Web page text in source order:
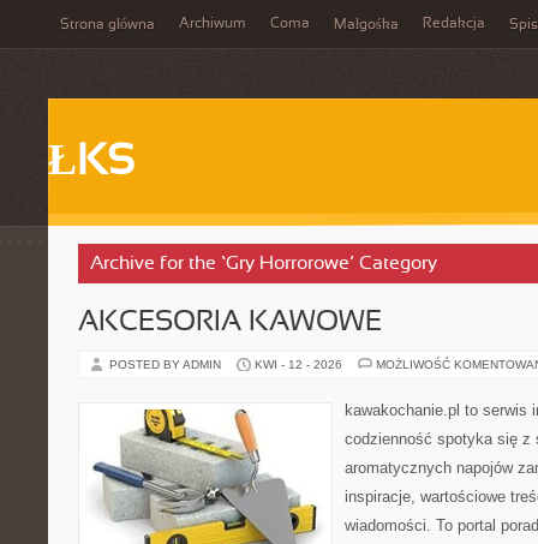
Strona główna Archiwum Coma Małgośka Redakcja
ŁKS
Archive for the ‘Gry Horrorowe’ Category
AKCESORIA KAWOWE
POSTED BY ADMIN KWI - 12 - 2026 MOŻLIWOŚĆ
kawakochanie.pl to serwis
codzienność spotyka się z
aromatycznych napojów
inspiracje, wartościowe
wiadomości. To portal